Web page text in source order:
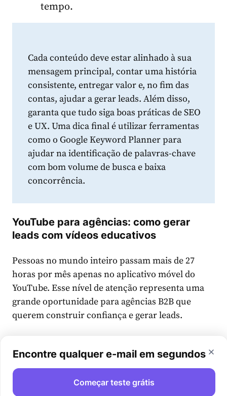
tempo.
Cada conteúdo deve estar alinhado à sua
mensagem principal, contar uma história
consistente, entregar valor e, no fim das
contas, ajudar a gerar leads. Além disso,
garanta que tudo siga boas práticas de SEO
e UX. Uma dica final é utilizar ferramentas
como o Google Keyword Planner para
ajudar na identificação de palavras-chave
com bom volume de busca e baixa
concorrência.
YouTube para agências: como gerar
leads com vídeos educativos
Pessoas no mundo inteiro passam mais de 27
horas por mês apenas no aplicativo móvel do
YouTube. Esse nível de atenção representa uma
grande oportunidade para agências B2B que
querem construir confiança e gerar leads.
YouTube quando estão buscando respostas e
explorando soluções que o seu serviço pode
oferecer. Quando seus vídeos aparecem nesses
Encontre qualquer e-mail em segundos
Começar teste grátis